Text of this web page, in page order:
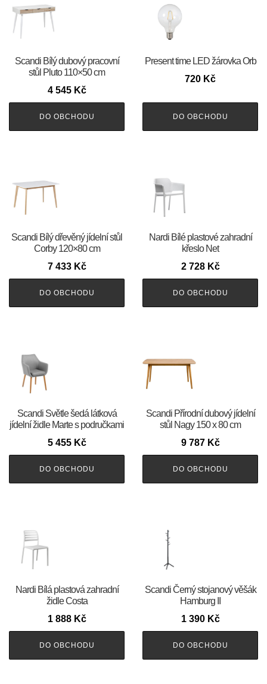
Scandi Bílý dubový pracovní
stůl Pluto 110×50 cm
4 545 Kč
DO OBCHODU
Present time LED žárovka Orb
720 Kč
DO OBCHODU
Scandi Bílý dřevěný jídelní stůl
Corby 120×80 cm
7 433 Kč
DO OBCHODU
Nardi Bílé plastové zahradní
křeslo Net
2 728 Kč
DO OBCHODU
Scandi Světle šedá látková
jídelní židle Marte s područkami
5 455 Kč
DO OBCHODU
Scandi Přírodní dubový jídelní
stůl Nagy 150 x 80 cm
9 787 Kč
DO OBCHODU
Nardi Bílá plastová zahradní
židle Costa
1 888 Kč
DO OBCHODU
Scandi Černý stojanový věšák
Hamburg II
1 390 Kč
DO OBCHODU